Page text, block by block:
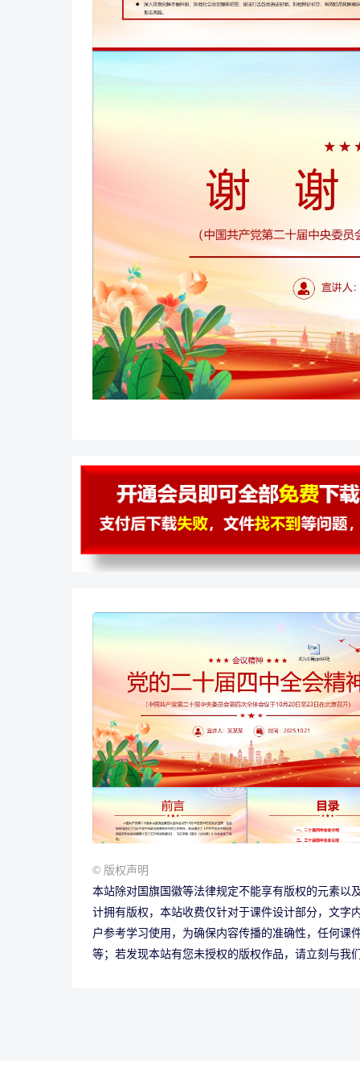
© 版权声明
本站除对国旗国徽等法律规定不能享有版权的元素以
计拥有版权，本站收费仅针对于课件设计部分，文字
户参考学习使用，为确保内容传播的准确性，任何课
等；若发现本站有您未授权的版权作品，请立刻与我